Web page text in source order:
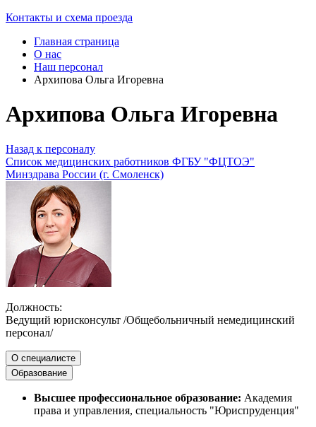
Контакты и схема проезда
Главная страница
О нас
Наш персонал
Архипова Ольга Игоревна
Архипова Ольга Игоревна
Назад к персоналу
Список медицинских работников ФГБУ "ФЦТОЭ"
Минздрава России (г. Смоленск)
Должность:
Ведущий юрисконсульт /Общебольничный немедицинский
персонал/
О специалисте
Образование
Высшее профессиональное образование: Академия
права и управления, специальность "Юриспруденция"